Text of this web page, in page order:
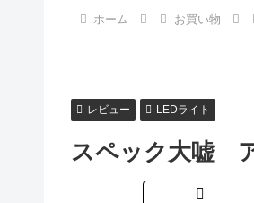
ホーム お買い物
レビュー LEDライト
スペック大嘘